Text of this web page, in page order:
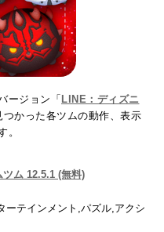
ージョン「LINE：ディズニ
つかった各ツムの動作、表示
。
ム 12.5.1 (無料)
ーテインメント,パズル,アクシ